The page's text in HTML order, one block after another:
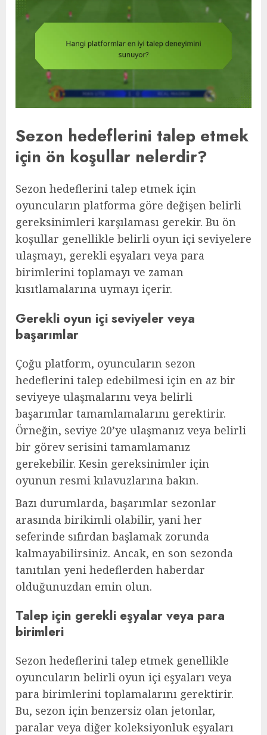
Sezon hedeflerini talep etmek
için ön koşullar nelerdir?
Sezon hedeflerini talep etmek için
oyuncuların platforma göre değişen belirli
gereksinimleri karşılaması gerekir. Bu ön
koşullar genellikle belirli oyun içi seviyelere
ulaşmayı, gerekli eşyaları veya para
birimlerini toplamayı ve zaman
kısıtlamalarına uymayı içerir.
Gerekli oyun içi seviyeler veya
başarımlar
Çoğu platform, oyuncuların sezon
hedeflerini talep edebilmesi için en az bir
seviyeye ulaşmalarını veya belirli
başarımlar tamamlamalarını gerektirir.
Örneğin, seviye 20’ye ulaşmanız veya belirli
bir görev serisini tamamlamanız
gerekebilir. Kesin gereksinimler için
oyunun resmi kılavuzlarına bakın.
Bazı durumlarda, başarımlar sezonlar
arasında birikimli olabilir, yani her
seferinde sıfırdan başlamak zorunda
kalmayabilirsiniz. Ancak, en son sezonda
tanıtılan yeni hedeflerden haberdar
olduğunuzdan emin olun.
Talep için gerekli eşyalar veya para
birimleri
Sezon hedeflerini talep etmek genellikle
oyuncuların belirli oyun içi eşyaları veya
para birimlerini toplamalarını gerektirir.
Bu, sezon için benzersiz olan jetonlar,
paralar veya diğer koleksiyonluk eşyaları